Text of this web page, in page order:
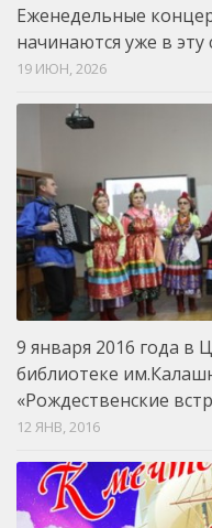
Еженедельные
начинаются уже в эту
19 ИЮН, 2026
9 января 2016 года в
библиотеке
«Рождественские
12 ЯНВ, 2016